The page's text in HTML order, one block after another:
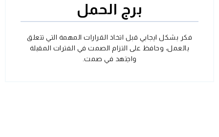
برج الحمل
فكر بشكل ايجابي قبل اتخاذ القرارات المهمة التي تتعلق
بالعمل، وحافظ على التزام الصمت في الفترات المقبلة
واجتهد في صمت.